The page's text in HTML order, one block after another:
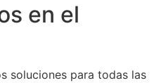
en el
soluciones para todas las